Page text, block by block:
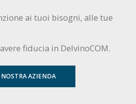
ai tuoi bisogni, alle tue
fiducia in DelvinoCOM.
AZIENDA